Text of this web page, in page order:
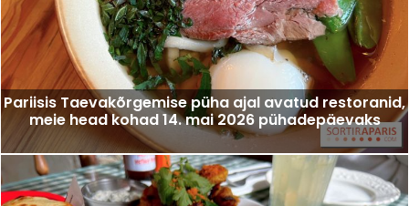
Pariisis Taevakõrgemise püha ajal avatud restoranid,
meie head kohad 14. mai 2026 pühadepäevaks